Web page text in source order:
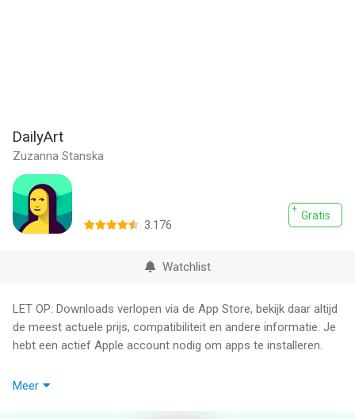
DailyArt
Zuzanna Stanska
Gratis
3.176
Watchlist
LET OP: Downloads verlopen via de App Store, bekijk daar altijd
de meest actuele prijs, compatibiliteit en andere informatie. Je
hebt een actief Apple account nodig om apps te installeren.
DailyArt is de allerbeste app om meer te weten te komen over
Meer